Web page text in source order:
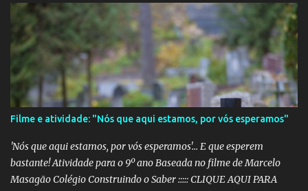
Filme e atividade: "Nós que aqui estamos, por vós esperamos"
'Nós que aqui estamos, por vós esperamos'... E que esperem
bastante! Atividade para o 9º ano Baseada no filme de Marcelo
Masagão Colégio Construindo o Saber ::::: CLIQUE AQUI PARA